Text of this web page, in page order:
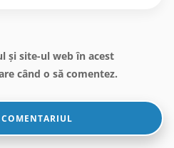
și site-ul web în acest
când o să comentez.